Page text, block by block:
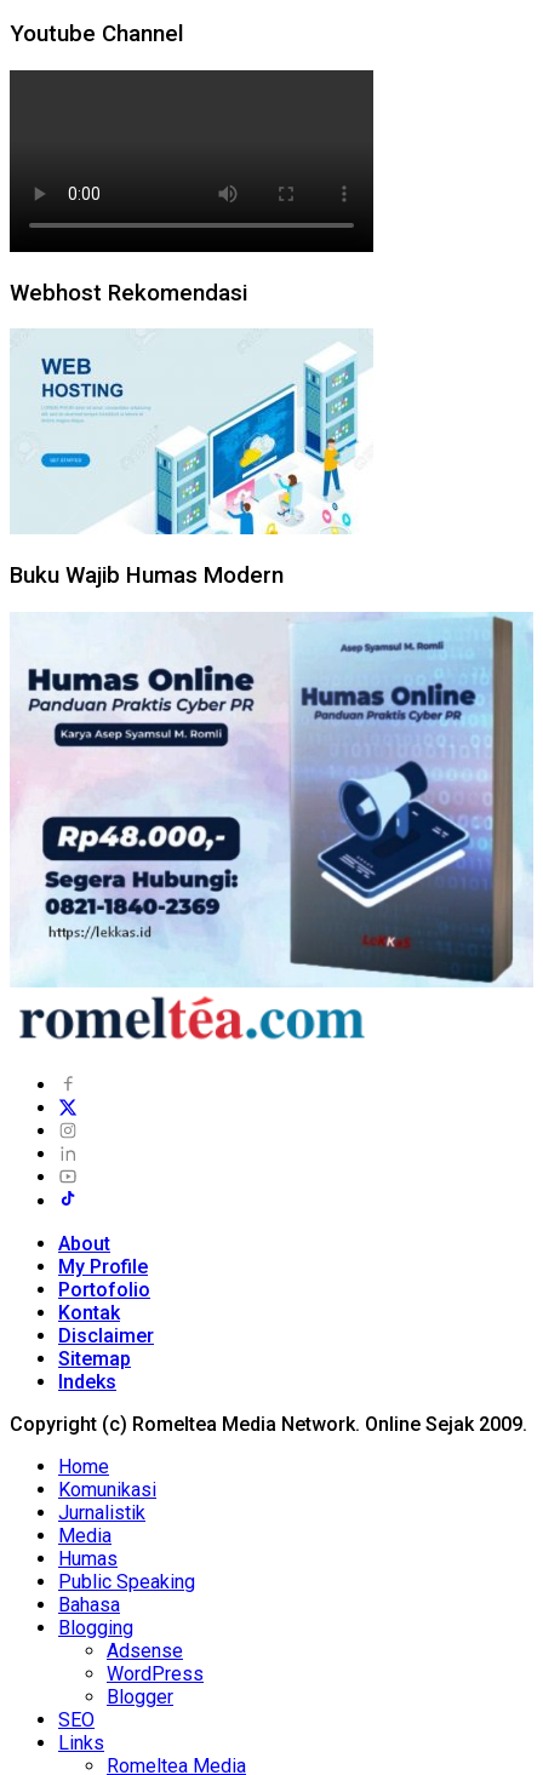
Youtube Channel
Webhost Rekomendasi
Buku Wajib Humas Modern
About
My Profile
Portofolio
Kontak
Disclaimer
Sitemap
Indeks
Copyright (c) Romeltea Media Network. Online Sejak 2009.
Home
Komunikasi
Jurnalistik
Media
Humas
Public Speaking
Bahasa
Blogging
Adsense
WordPress
Blogger
SEO
Links
Romeltea Media